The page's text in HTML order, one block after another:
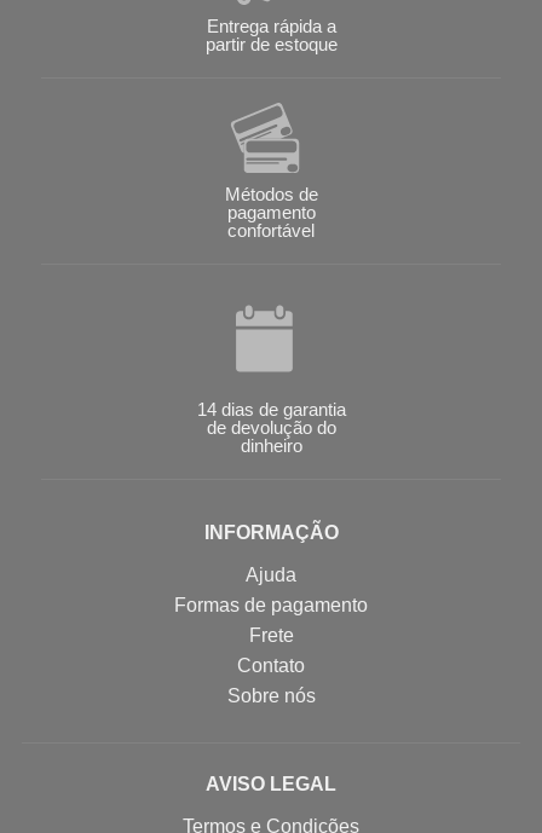
Entrega rápida a
partir de estoque
Métodos de
pagamento
confortável
14 dias de garantia
de devolução do
dinheiro
INFORMAÇÃO
Ajuda
Formas de pagamento
Frete
Contato
Sobre nós
AVISO LEGAL
Termos e Condições